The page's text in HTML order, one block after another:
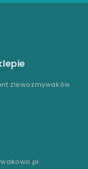
zlewozmywaków